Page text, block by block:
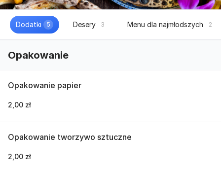
Dodatki 5 Desery 3 Menu dla najmłodszych 2
Opakowanie
Opakowanie papier
2,00 zł
Opakowanie tworzywo sztuczne
2,00 zł